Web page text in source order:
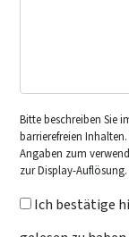
Bitte beschreiben Sie
barrierefreien
Angaben zum verwendeten Endgerät,
zur Display-Auflösung.
Ich bestätige